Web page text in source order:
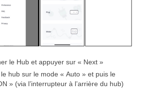
le Hub et appuyer sur « Next »
hub sur le mode « Auto » et puis le
» (via l’interrupteur à l’arrière du hub)